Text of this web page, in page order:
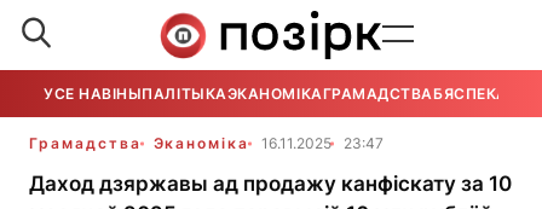
УСЕ НАВІНЫПАЛІТЫКАЭКАНОМІКАГРАМАДСТВАБЯСПЕКА
Грамадства Эканоміка 16.11.2025 23:47
Даход дзяржавы ад продажу канфіскату за 10